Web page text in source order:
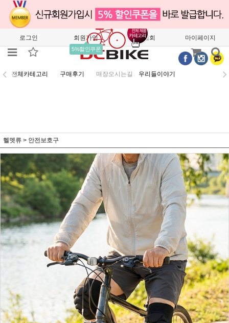
로그인 회원가입
5%할인쿠폰
주문조회 마이페이지
전체카테고리 구매후기 매장오시는길 우리들이야기
헬멧류 > 안전보호구